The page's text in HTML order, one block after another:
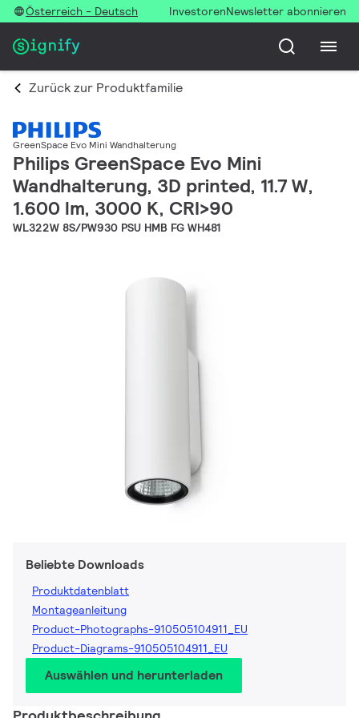
Österreich - Deutsch InvestorenNewsletter abonnieren
Zurück zur Produktfamilie
GreenSpace Evo Mini Wandhalterung
Philips GreenSpace Evo Mini
Wandhalterung, 3D printed, 11.7 W,
1.600 lm, 3000 K, CRI>90
WL322W 8S/PW930 PSU HMB FG WH481
Beliebte Downloads
Produktdatenblatt
Montageanleitung
Product-Photographs-910505104911_EU
Product-Diagrams-910505104911_EU
Auswählen und herunterladen